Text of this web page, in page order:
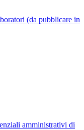
(da pubblicare in
amministrativi di